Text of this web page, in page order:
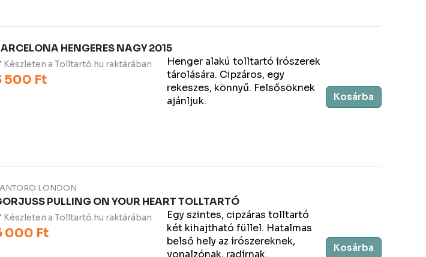
HENGERES NAGY 2015
Készleten a Tolltartó.hu raktárában
500 Ft
Henger alakú tolltartó írószerek
tárolására. Cipzáros, egy
rekeszes, könnyű. Felsősöknek
ajánljuk.
Kosárba
LONDON
PULLING ON YOUR HEART TOLLTARTÓ
Készleten a Tolltartó.hu raktárában
000 Ft
Egy szintes, cipzáras tolltartó
két kihajtható füllel. Hatalmas
belső hely az írószereknek,
vonalzónak, radírnak.
Kosárba